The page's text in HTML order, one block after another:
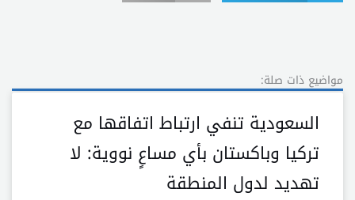
مواضيع ذات صلة:
السعودية تنفي ارتباط اتفاقها مع
تركيا وباكستان بأي مساعٍ نووية: لا
تهديد لدول المنطقة